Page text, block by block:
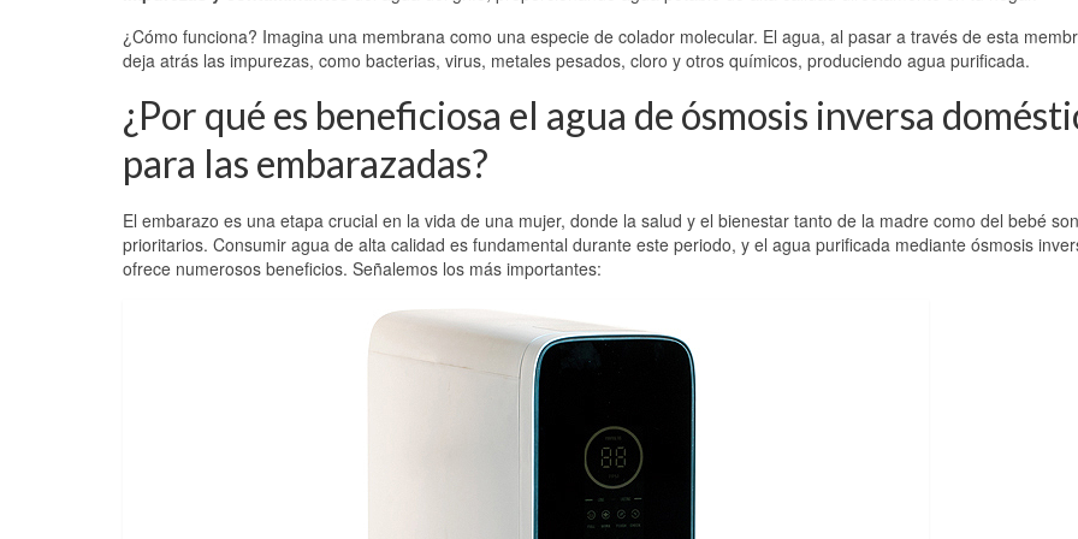
¿Cómo funciona? Imagina una membrana como una especie de colador molecular. El agua, al pasar a través de esta
deja atrás las impurezas, como bacterias, virus, metales pesados, cloro y otros químicos, produciendo agua purificada.
¿Por qué es beneficiosa el agua de ósmosis inversa
para las embarazadas?
El embarazo es una etapa crucial en la vida de una mujer, donde la salud y el bienestar tanto de la madre como del bebé son
prioritarios. Consumir agua de alta calidad es fundamental durante este periodo, y el agua purificada mediante ósmosis
ofrece numerosos beneficios. Señalemos los más importantes: